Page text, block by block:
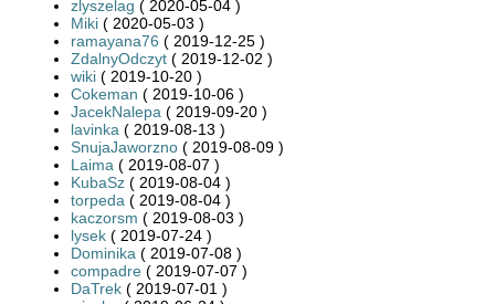
zlyszelag ( 2020-05-04 )
Miki ( 2020-05-03 )
ramayana76 ( 2019-12-25 )
ZdalnyOdczyt ( 2019-12-02 )
wiki ( 2019-10-20 )
Cokeman ( 2019-10-06 )
JacekNalepa ( 2019-09-20 )
lavinka ( 2019-08-13 )
SnujaJaworzno ( 2019-08-09 )
Laima ( 2019-08-07 )
KubaSz ( 2019-08-04 )
torpeda ( 2019-08-04 )
kaczorsm ( 2019-08-03 )
lysek ( 2019-07-24 )
Dominika ( 2019-07-08 )
compadre ( 2019-07-07 )
DaTrek ( 2019-07-01 )